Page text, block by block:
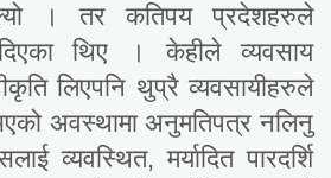
। तर कतिपय प्रदेशहरुले
थिए । केहीले व्यवसाय
लिएपनि थुप्रै व्यवसायीहरुले
अवस्थामा अनुमतिपत्र नलिनु
व्यवस्थित, मर्यादित पारदर्शि